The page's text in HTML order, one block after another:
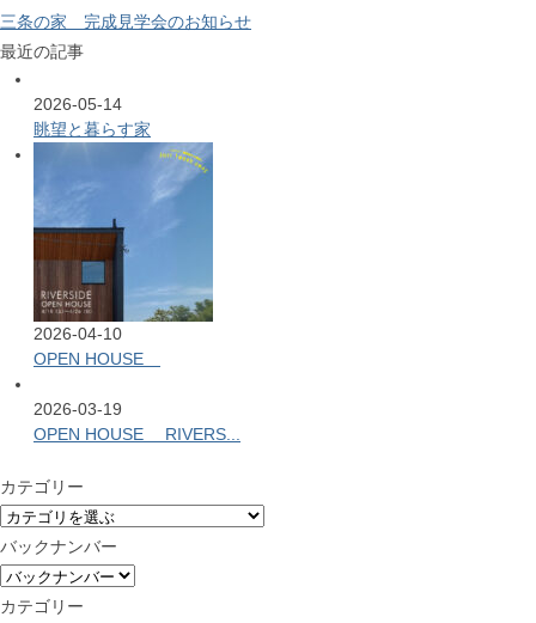
三条の家 完成見学会のお知らせ
最近の記事
2026-05-14
眺望と暮らす家
2026-04-10
OPEN HOUSE
2026-03-19
OPEN HOUSE RIVERS...
カテゴリー
バックナンバー
カテゴリー